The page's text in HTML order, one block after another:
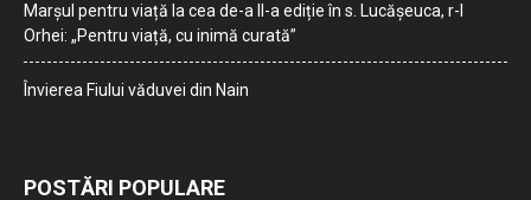
Marșul pentru viață la cea de-a II-a ediție în s. Lucășeuca, r-l
Orhei: „Pentru viață, cu inimă curată”
Învierea Fiului văduvei din Nain
POSTĂRI POPULARE